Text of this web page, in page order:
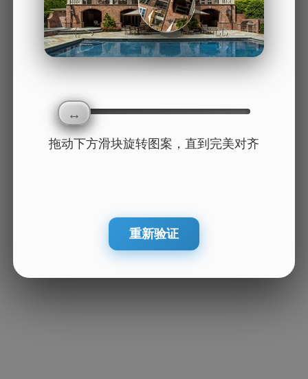
拖动下方滑块旋转图案，直到完美对齐
重新验证